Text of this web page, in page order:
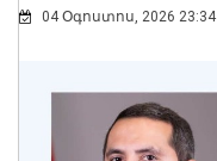
04 Օգոստոս, 2026 23:34